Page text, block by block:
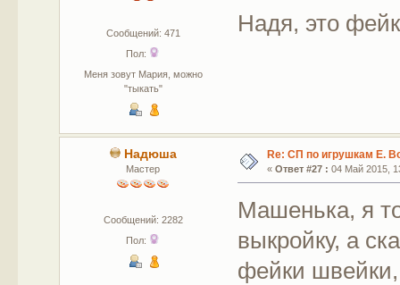
Сообщений: 471
Пол:
Меня зовут Мария, можно
"тыкать"
Надя, это
Надюша
Мастер
Сообщений: 2282
Пол:
Re: СП по игрушкам Е.
« Ответ #27 : 04 Май 2015,
Машенька, я
выкройку, а
фейки швейки,